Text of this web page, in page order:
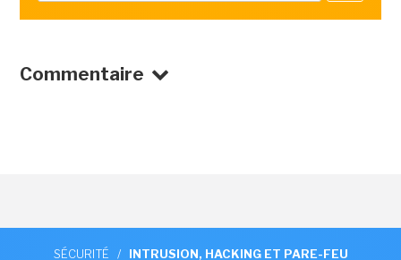
Commentaire
SÉCURITÉ / INTRUSION, HACKING ET PARE-FEU